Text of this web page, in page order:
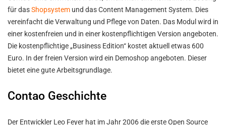
für dasShopsystem und das Content Management System. Dies
vereinfacht die Verwaltung und Pflege von Daten. Das Modul wird in
einer kostenfreien und in einer kostenpflichtigen Version angeboten.
Die kostenpflichtige „Business Edition“ kostet aktuell etwas 600
Euro. In der freien Version wird ein Demoshop angeboten. Dieser
bietet eine gute Arbeitsgrundlage.
Contao Geschichte
Der Entwickler Leo Feyer hat im Jahr 2006 die erste Open Source